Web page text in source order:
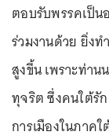
ตอบรับพรรคเป็น
ร่วมงานด้วย ยิ่ง
สูงขึ้น เพราะท่า
ทุจริต ซึ่งคนใต้รั
การเมืองในภาค